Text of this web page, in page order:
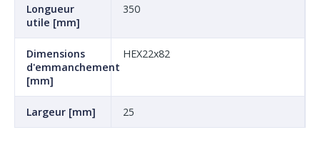
Longueur
utile [mm]
350
Dimensions
d'emmanchement
[mm]
HEX22x82
Largeur [mm] 25